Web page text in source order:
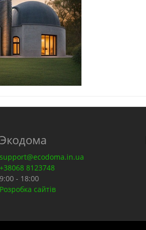
Экодома
support@ecodoma.in.ua
+38068 8123748
9:00 - 18:00
Розробка сайтів